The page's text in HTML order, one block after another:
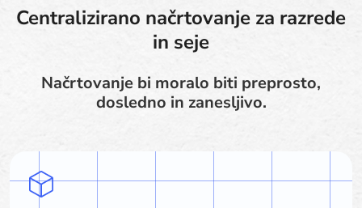
Centralizirano načrtovanje za razrede
in seje
Načrtovanje bi moralo biti preprosto,
dosledno in zanesljivo.